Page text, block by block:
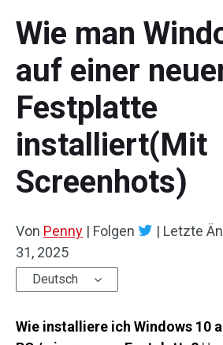
Wie man
auf einer
Festplatte
installiert(Mit
Screenhots)
Von Penny | Folgen | Letzte
31, 2025
Deutsch
Wie installiere ich Windows 10